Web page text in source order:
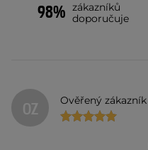
98% zákazníků
doporučuje
OZ Ověřený zákazník